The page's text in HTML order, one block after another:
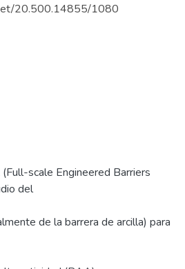
20.500.14855/1080
scale Engineered Barriers
del
de la barrera de arcilla) para